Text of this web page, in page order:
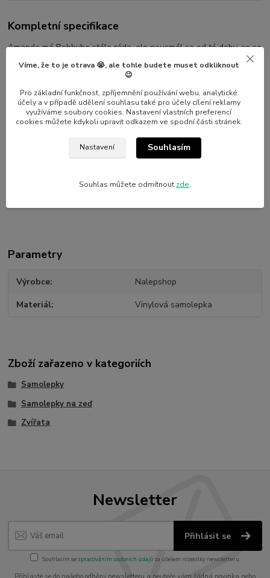
Kompletní specifikace
Amanda má Bobbyho stále ráda, ale neusmál se od té doby, co se
stal žokejem. Nyní jsou známí už jen jako hodná a zlá kočička.
Rozměry: Amanda 450x336 mm / Bobby 296x370 mm
Na požádání vám vyrobíme samolepku v jiném rozměru nebo
Parametry
Výrobce Nalepshop
Materiál Vinylová samolepka
Zboží zařazeno v kategoriích
Samolepky
Samolepky na zeď
Zvířata
Newsletter
Přihlásit se
Souhlasím se zpracováním osobních údajůza účelem rozesílky newsletteru.
Víme, že to je otrava 😭, ale tohle budete muset odkliknout
😉
Pro základní funkčnost, zpříjemnění používání webu, analytické
účely a v případě udělení souhlasu také pro účely cílení reklamy
využíváme soubory cookies. Nastavení vlastních preferencí
cookies můžete kdykoli upravit odkazem ve spodní části stránek.
Nastavení Souhlasím
Souhlas můžete odmítnout zde.